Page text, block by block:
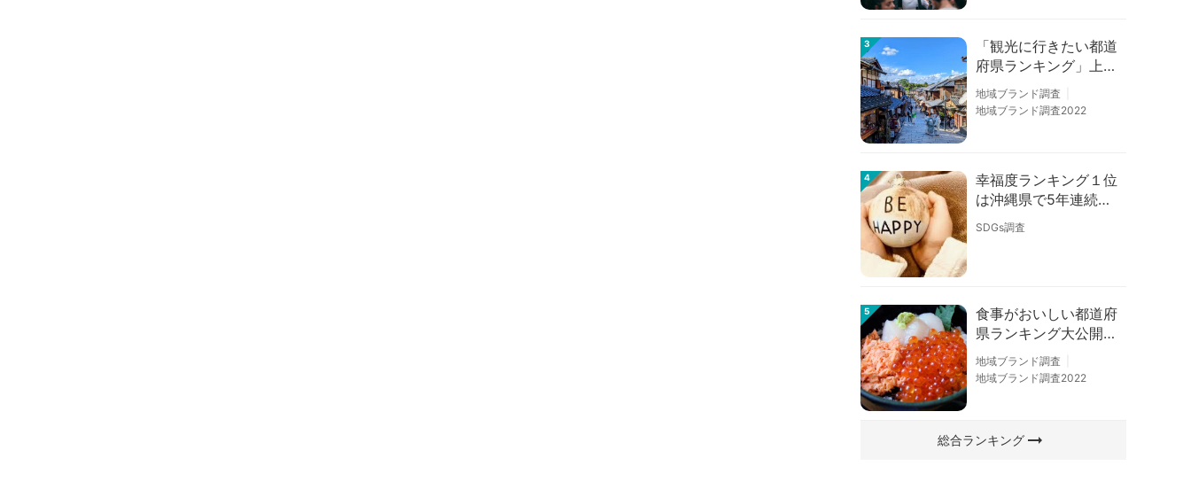
3
「観光に行きたい都道
府県ランキング」上位
の順位に変動あり
地域ブランド調査
地域ブランド調査2022
4
幸福度ランキング１位
は沖縄県で5年連続！
佐賀、愛知が順位上昇
【幸福度調査2026】
SDGs調査
5
食事がおいしい都道府
県ランキング大公開！
１位は北海道、３位は
大阪府、２位は〇〇
地域ブランド調査
地域ブランド調査2022
総合ランキングarrow_right_alt